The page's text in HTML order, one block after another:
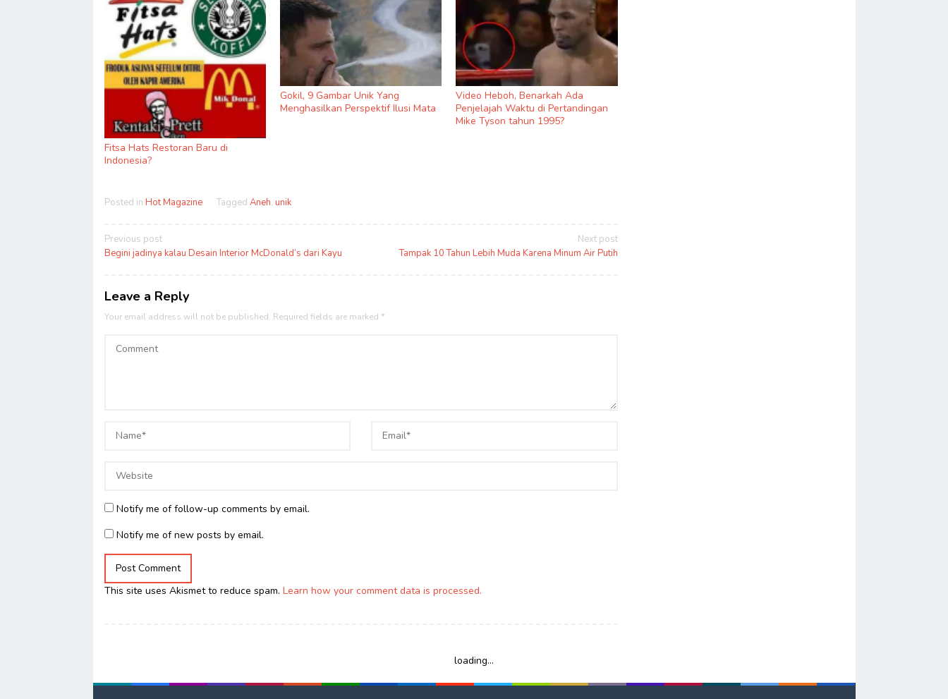
Fitsa Hats Restoran Baru di
Indonesia?
Gokil, 9 Gambar Unik Yang
Menghasilkan Perspektif Ilusi Mata
Video Heboh, Benarkah Ada
Penjelajah Waktu di Pertandingan
Mike Tyson tahun 1995?
Posted in Hot Magazine Tagged Aneh, unik
Post
navigation
Previous post
Begini jadinya kalau Desain Interior McDonald’s dari Kayu
Next post
Tampak 10 Tahun Lebih Muda Karena Minum Air Putih
Leave a Reply
Your email address will not be published. Required fields are marked *
Notify me of follow-up comments by email.
Notify me of new posts by email.
This site uses Akismet to reduce spam. Learn how your comment data is processed.
loading...